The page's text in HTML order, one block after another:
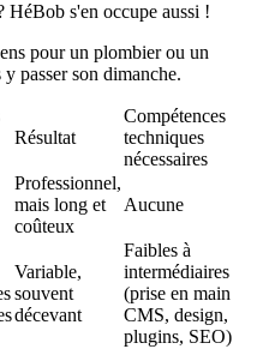
HéBob s'en occupe aussi !
pour un plombier ou un
passer son dimanche.
Résultat
Compétences
techniques
nécessaires
Professionnel,
mais long et
coûteux
Aucune
Variable,
souvent
décevant
Faibles à
intermédiaires
(prise en main
CMS, design,
plugins, SEO)